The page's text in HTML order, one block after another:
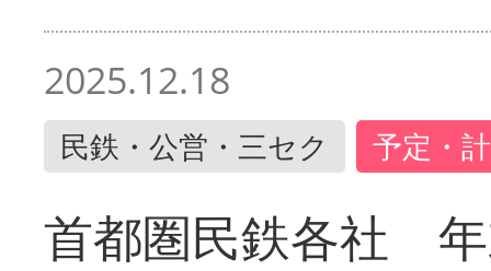
2025.12.18
民鉄・公営・三セク 予定・
首都圏民鉄各社